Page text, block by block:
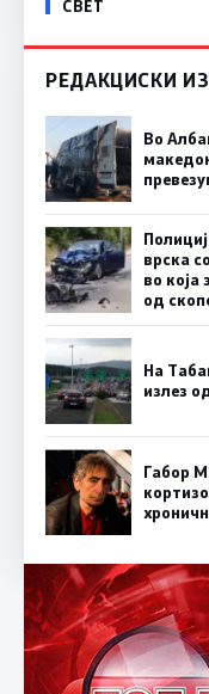
СВЕТ
РЕДАКЦИСКИ
Во
врска
во
од
На
излез
Габор